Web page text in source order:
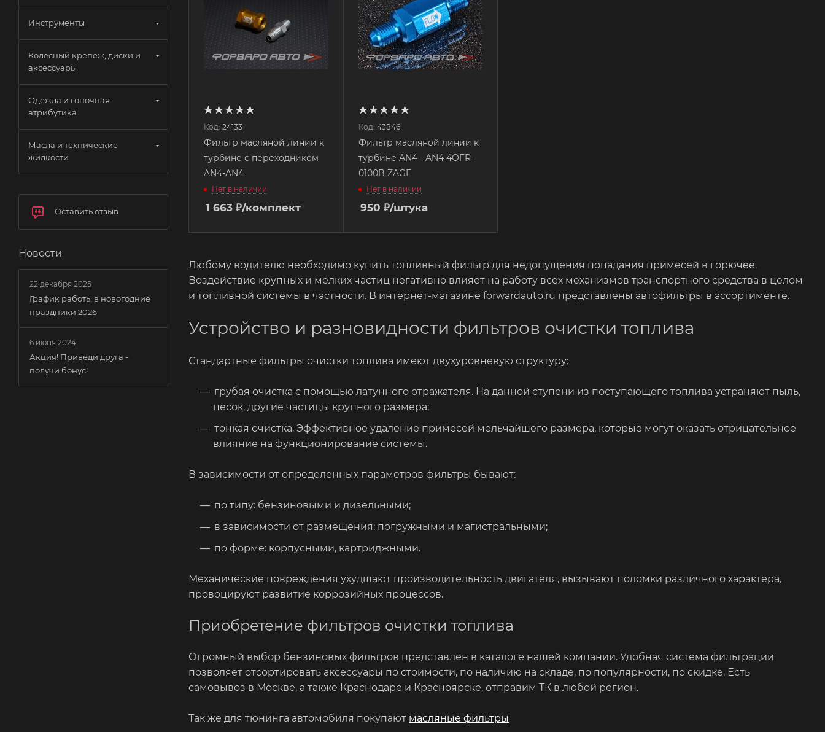
Код: 24133
Фильтр масляной линии к
турбине с переходником
AN4-AN4
Нет в наличии
1 663 ₽/комплект
Код: 43846
Фильтр масляной линии к
турбине AN4 - AN4 4OFR-
0100B ZAGE
Нет в наличии
950 ₽/штука
Любому водителю необходимо купить топливный фильтр для недопущения попадания примесей в горючее.
Воздействие крупных и мелких частиц негативно влияет на работу всех механизмов транспортного средства в целом
и топливной системы в частности. В интернет-магазине forwardauto.ru представлены автофильтры в ассортименте.
Устройство и разновидности фильтров очистки топлива
Стандартные фильтры очистки топлива имеют двухуровневую структуру:
грубая очистка с помощью латунного отражателя. На данной ступени из поступающего топлива устраняют пыль,
песок, другие частицы крупного размера;
тонкая очистка. Эффективное удаление примесей мельчайшего размера, которые могут оказать отрицательное
влияние на функционирование системы.
В зависимости от определенных параметров фильтры бывают:
по типу: бензиновыми и дизельными;
в зависимости от размещения: погружными и магистральными;
по форме: корпусными, картриджными.
Механические повреждения ухудшают производительность двигателя, вызывают поломки различного характера,
провоцируют развитие коррозийных процессов.
Приобретение фильтров очистки топлива
Огромный выбор бензиновых фильтров представлен в каталоге нашей компании. Удобная система фильтрации
позволяет отсортировать аксессуары по стоимости, по наличию на складе, по популярности, по скидке. Есть
самовывоз в Москве, а также Краснодаре и Красноярске, отправим ТК в любой регион.
Так же для тюнинга автомобиля покупают масляные фильтры
Инструменты
Колесный крепеж, диски и
аксессуары
Одежда и гоночная
атрибутика
Масла и технические
жидкости
Оставить отзыв
Новости
22 декабря 2025
График работы в новогодние
праздники 2026
6 июня 2024
Акция! Приведи друга -
получи бонус!